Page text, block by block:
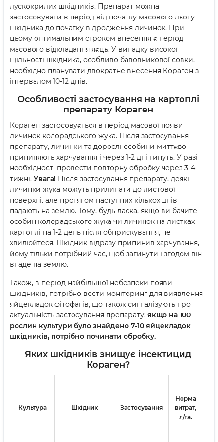
лускокрилих шкідників. Препарат можна
застосовувати в період від початку масового льоту
шкідника до початку відродження личинок. При
цьому оптимальним строком внесення є період
масового відкладання яєць. У випадку високої
щільності шкідника, особливо бавовникової совки,
необхідно планувати двократне внесення Кораген з
інтервалом 10-12 днів.
Особливості застосування на картоплі
препарату Кораген
Кораген застосовується в період масової появи
личинок колорадського жука. Після застосування
препарату, личинки та дорослі особини миттєво
припиняють харчування і через 1-2 дні гинуть. У разі
необхідності провести повторну обробку через 3-4
тижні. Увага! Після застосування препарату, деякі
личинки жука можуть прилипати до листової
поверхні, але протягом наступних кількох днів
падають на землю. Тому, будь ласка, якщо ви бачите
особин колорадського жука чи личинок на листках
картоплі на 1-2 день після обприскування, не
хвилюйтеся. Шкідник відразу припинив харчування,
йому тільки потрібний час, щоб загинути і згодом він
впаде на землю.
Також, в період найбільшої небезпеки появи
шкідників, потрібно вести моніторинг для виявлення
яйцекладок фітофагів, що також сигналізують про
актуальність застосування препарату: якщо на 100
рослин культури було знайдено 7-10 яйцекладок
шкідників, потрібно починати обробку.
Яких шкідників знищує інсектицид
Кораген?
Культура Шкідник Застосування
Норма
витрат,
л/га.